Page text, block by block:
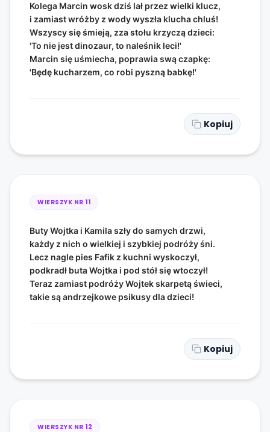
Kolega Marcin wosk dziś lał przez wielki klucz,
i zamiast wróżby z wody wyszła klucha chluś!
Wszyscy się śmieją, zza stołu krzyczą dzieci:
'To nie jest dinozaur, to naleśnik leci!'
Marcin się uśmiecha, poprawia swą czapkę:
'Będę kucharzem, co robi pyszną babkę!'
Kopiuj
WIERSZYK NR 11
Buty Wojtka i Kamila szły do samych drzwi,
każdy z nich o wielkiej i szybkiej podróży śni.
Lecz nagle pies Fafik z kuchni wyskoczył,
podkradł buta Wojtka i pod stół się wtoczył!
Teraz zamiast podróży Wojtek skarpetą świeci,
takie są andrzejkowe psikusy dla dzieci!
Kopiuj
WIERSZYK NR 12